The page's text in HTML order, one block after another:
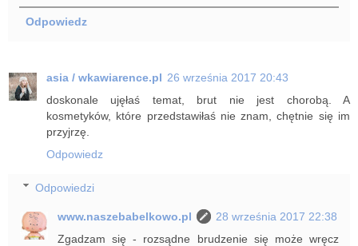
Odpowiedz
asia / wkawiarence.pl 26 września 2017 20:43
doskonale ujęłaś temat, brut nie jest chorobą. A
kosmetyków, które przedstawiłaś nie znam, chętnie się im
przyjrzę.
Odpowiedz
Odpowiedzi
www.naszebabelkowo.pl
28 września 2017 22:38
Zgadzam się - rozsądne brudzenie się może wręcz